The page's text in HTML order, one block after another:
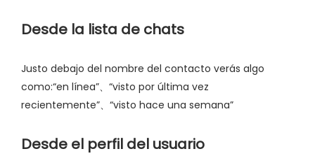
Desde la lista de chats
Justo debajo del nombre del contacto verás algo
como:“en línea”、“visto por última vez
recientemente”、“visto hace una semana”
Desde el perfil del usuario